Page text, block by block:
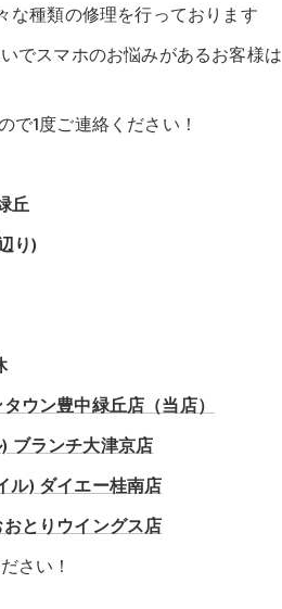
な種類の修理を行っております
でスマホのお悩みがあるお客様は
1度ご連絡ください！
丘
り)
ウン豊中緑丘店（当店）
ブランチ大津京店
ル)ダイエー桂南店
とりウイングス店
さい！